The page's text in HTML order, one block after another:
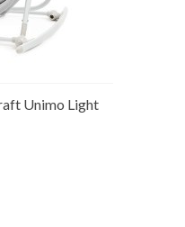
Unimo Light